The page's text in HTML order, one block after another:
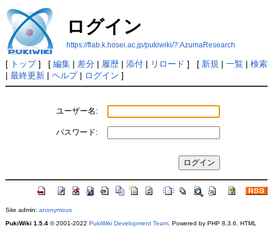
ログイン
https://flab.k.hosei.ac.jp/pukiwiki/?:AzumaResearch
[ トップ] [ 編集| 差分| 履歴| 添付| リロード ] [ 新規 | 一覧| 検索
| 最終更新| ヘルプ| ログイン ]
ユーザー名:
パスワード:
Site admin: anonymous
PukiWiki 1.5.4© 2001-2022 PukiWiki Development Team. Powered by PHP 8.3.6. HTML